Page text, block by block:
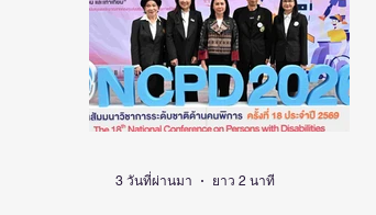
โดย ดร.วิภารัตน์ ดีอ่อง ผู้อำนวยการ
สำนักงานการวิจัยแห่งชาติ เป็น
ประธานในงานแถลงข่าวพร้อมด้วย
คณะผู้บริหาร ผู้ทรงคุณวุฒิ วช. นัก
วิจัย และผู้สนใจเข้าร่วม ณ ศูนย์
สารสนเทศกลางด้านวิทยาศาสตร์
แห่งชาติ ดร.วิภารัตน์ ดีอ
3 วันที่ผ่านมา ยาว 2 นาที